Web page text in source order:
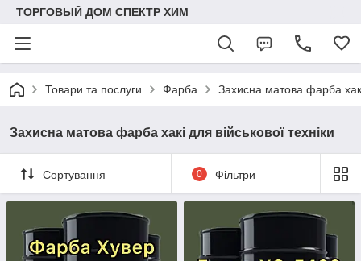
ТОРГОВЫЙ ДОМ СПЕКТР ХИМ
Товари та послуги Фарба Захисна матова фарба
Захисна матова фарба хакі для військової техніки
Сортування 0 Фільтри